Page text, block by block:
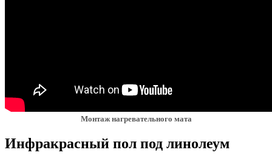
Монтаж нагревательного мата
Инфракрасный пол под линолеум